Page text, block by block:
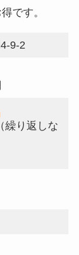
です。
9-2
繰り返しな